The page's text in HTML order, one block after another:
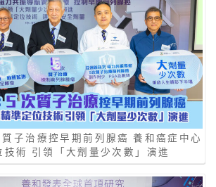
子治療控早期前列腺癌 養和癌症中心
技術 引領「大劑量少次數」演進